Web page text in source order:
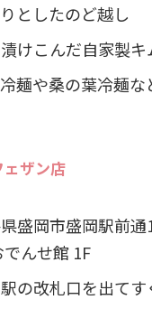
としたのど越し
けこんだ自家製キ
麺や桑の葉冷麺な
ザン店
県盛岡市盛岡駅前
んせ館 1F
駅の改札口を出てす